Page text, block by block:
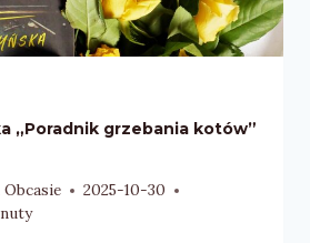
„Poradnik grzebania kotów”
2025-10-30